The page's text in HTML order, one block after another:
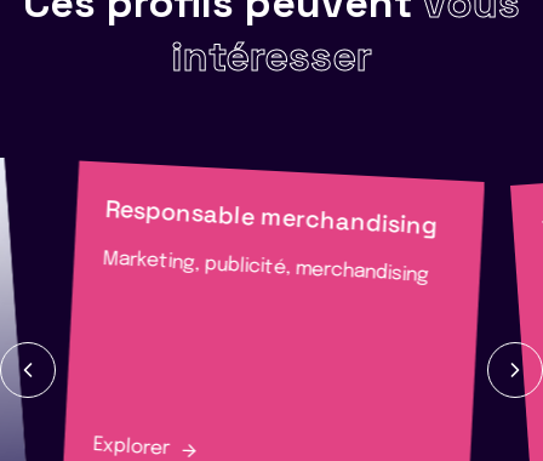
intéresser
Responsable merchandising
Marketing, publicité, merchandising
Explorer